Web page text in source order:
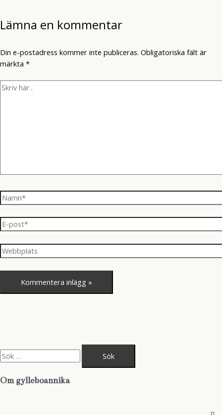
Lämna en kommentar
Din e-postadress kommer inte publiceras. Obligatoriska fält är
märkta *
Skriv
Namn*
E-
post*
Webbplats
ö
k
fOm gylleboannika